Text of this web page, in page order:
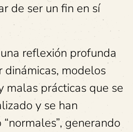
de ser un fin en sí
reflexión profunda
modelos
malas prácticas que se
y se han
generando